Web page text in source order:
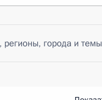
регионы, города и темы